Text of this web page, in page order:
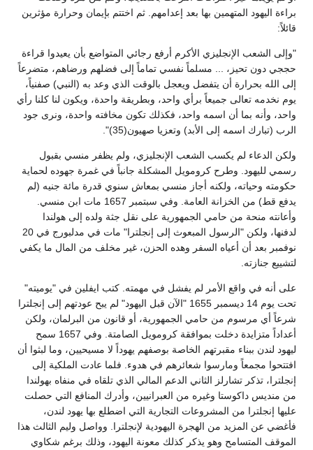
براءة اليهود المتهمين بها بعد إعدامهم. ثم اختتم بإيمان وحرارة مؤثرين
قائلاً:
"وإلى الشعب الإنجليزي الأكرم أرفع رجائي المتواضع بأن يعيدوا قراءة
حججي دون تحيز، ... مسلماً نفسي تماماً إلى فضلهم ورضاهم، متضرعاً
إلى الله بحرارة أن يتفضل ويعجل بالوقت الذي وعد به (النبي) صفنياً،
يوم نخدمه تعالى جميعاً برأي واحد، وبطريقة واحدة، ويكون لنا كلنا رأي
واحد، وأنه بما أن اسمه واحد، فكذلك تكون مخافته واحدة، ونرى جود
الرب (تبارك اسمه إلى الأبد) وتعزيا صهيون(35)".
ولكن الدعاء لم يكسب الشعب الإنجليزي، ولم يظفر منسي بقبول
رسمي لليهود. وطرح كرومويل المشكلة جانباً في غمرة جهوده لحماية
حكومته وحياته، ولكنه أجاز منسي بمعاش سنوي قدرة مائة جنيه (لم
يدفع قط) من الخزانة العامة. وفي سبتمبر 1657 مات ابن منسي.
وأعانته منحة من حامي الجمهورية على نقل جثة ولده إلى هولندا
لدفنها، ولكن "الرسول المبعوث إلى إنجلترا" مات في مدلبورج في 20
نوفمبر بعد أن أعياه السفر وهده الحزن، غير مخلف من المال ما يكفي
لتشييع جنازته.
على أنه في واقع الأمر لم يفشل في مهمته. كتب ايفلين في "يوميته"
تحت يوم 14 ديسمبر 1655 "الآن قبل اليهود" لم يبح عودتهم إلى إنجلترا
شرعاً أي مرسوم من حامي الجمهورية، أو قانون من البرلمان، ولكن
أعداداً متزايدة دخلت بموافقة كرومويل الصامتة. وفي 1657 سمح
ليهود لندن ببناء مقبرتهم الخاصة بوصفهم يهوداً لا مسيحيين، وما لبثوا أن
افتتحوا مجمعاً ومارسوا شعائرهم في هدوء. فلما عادت الملكية إلى
إنجلترا، تذكر تشارلز الثاني الدعم المالي الذي تلقاه في منفاه بهولندا
من منديس داكوستا وغيره من العبرانيين، وأدرك المنافع التي حصلت
عليها إنجلترا من المشروعات التجارية التي اضطلع بها يهود لندن،
فأغضي عن المزيد من الهجرة اليهودية لإنجلترا. وواصل وليم الثالث هذا
الموقف المتسامح وهو يذكر كذلك معونة اليهود، وذلك برغم شكاوي